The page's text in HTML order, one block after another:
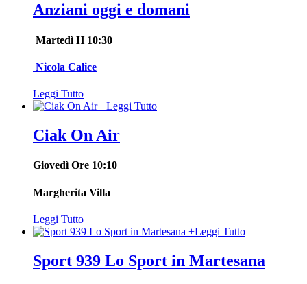
Anziani oggi e domani
Martedì H 10:30
Nicola Calice
Leggi Tutto
+Leggi Tutto
Ciak On Air
Giovedì Ore 10:10
Margherita Villa
Leggi Tutto
+Leggi Tutto
Sport 939 Lo Sport in Martesana